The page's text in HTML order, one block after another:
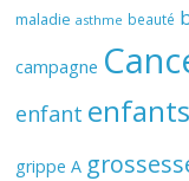
maladie asthme beauté
campagne
enfant enfants
grippe A